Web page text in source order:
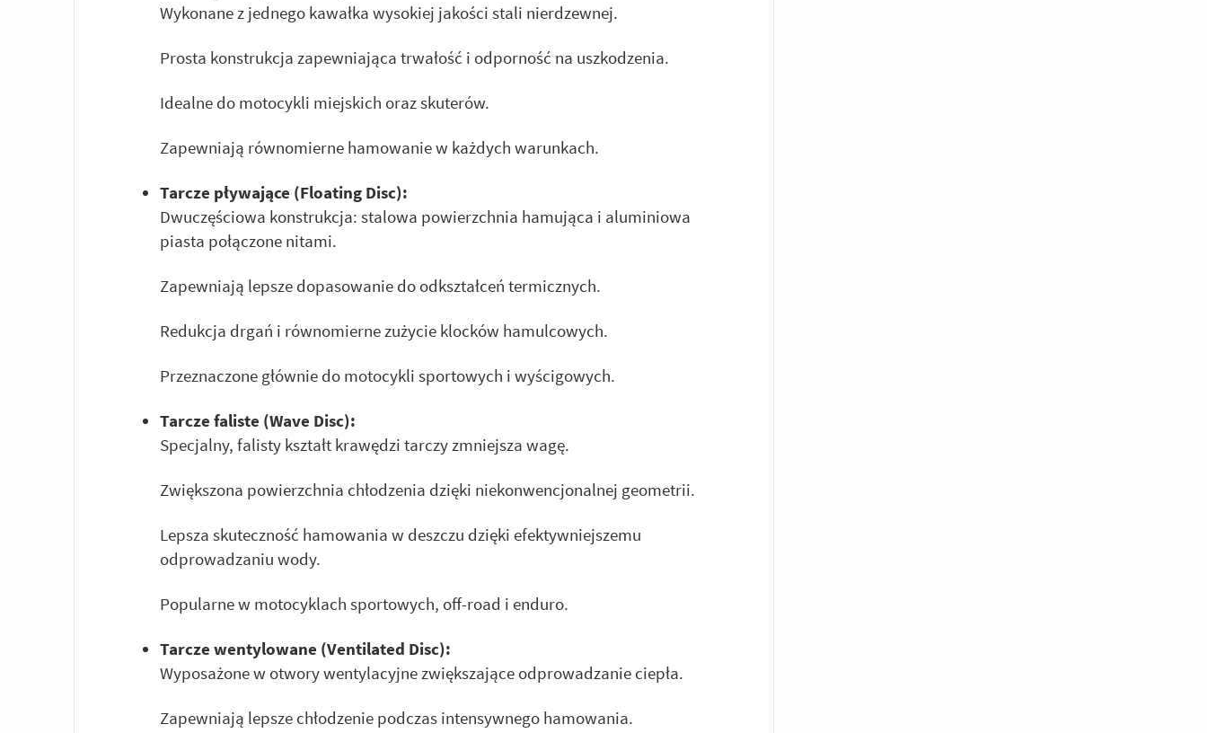
Wykonane z jednego kawałka wysokiej jakości stali nierdzewnej.
Prosta konstrukcja zapewniająca trwałość i odporność na uszkodzenia.
Idealne do motocykli miejskich oraz skuterów.
Zapewniają równomierne hamowanie w każdych warunkach.
Tarcze pływające (Floating Disc):
Dwuczęściowa konstrukcja: stalowa powierzchnia hamująca i aluminiowa
piasta połączone nitami.
Zapewniają lepsze dopasowanie do odkształceń termicznych.
Redukcja drgań i równomierne zużycie klocków hamulcowych.
Przeznaczone głównie do motocykli sportowych i wyścigowych.
Tarcze faliste (Wave Disc):
Specjalny, falisty kształt krawędzi tarczy zmniejsza wagę.
Zwiększona powierzchnia chłodzenia dzięki niekonwencjonalnej geometrii.
Lepsza skuteczność hamowania w deszczu dzięki efektywniejszemu
odprowadzaniu wody.
Popularne w motocyklach sportowych, off-road i enduro.
Tarcze wentylowane (Ventilated Disc):
Wyposażone w otwory wentylacyjne zwiększające odprowadzanie ciepła.
Zapewniają lepsze chłodzenie podczas intensywnego hamowania.